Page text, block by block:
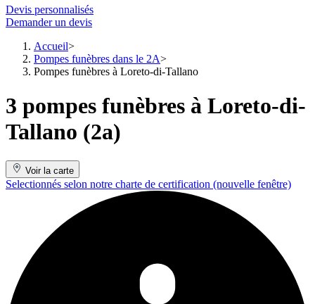
Devis personnalisés
Demander un devis
Accueil
Pompes funèbres dans le 2A
Pompes funèbres à Loreto-di-Tallano
3 pompes funèbres à Loreto-di-
Tallano (2a)
Voir la carte
Selectionnés selon notre charte de certification (nouvelle fenêtre)